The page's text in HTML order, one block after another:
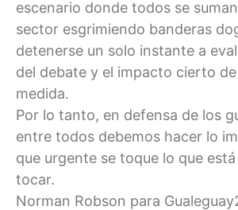
escenario donde todos se
sector esgrimiendo banderas
detenerse un solo instante a
del debate y el impacto cierto
medida.
Por lo tanto, en defensa de los
entre todos debemos hacer lo
que urgente se toque lo que
tocar.
Norman Robson para